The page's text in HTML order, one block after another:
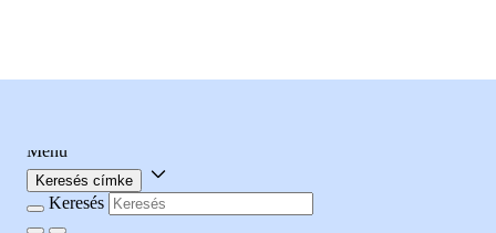
Menu
Keresés címke
Keresés Gyümölcsös olasz